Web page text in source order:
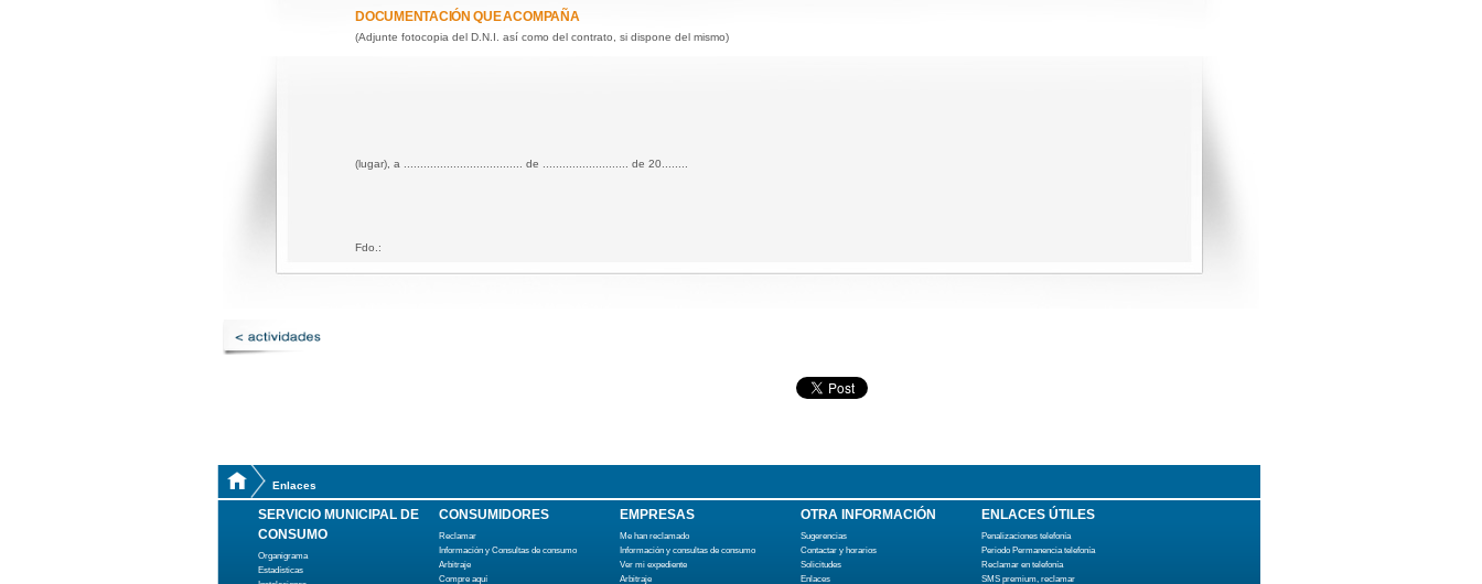
DOCUMENTACIÓN QUE ACOMPAÑA
(Adjunte fotocopia del D.N.I. así como del contrato, si dispone del mismo)
(lugar), a .................................... de .......................... de 20........
Fdo.:
Enlaces
SERVICIO MUNICIPAL DE
CONSUMO
Organigrama
Estadísticas
CONSUMIDORES
Reclamar
Información y Consultas de consumo
Arbitraje
Compre aquí
EMPRESAS
Me han reclamado
Información y consultas de consumo
Ver mi expediente
Arbitraje
OTRA INFORMACIÓN
Sugerencias
Contactar y horarios
Solicitudes
Enlaces
ENLACES ÚTILES
Penalizaciones telefonía
Periodo Permanencia telefonía
Reclamar en telefonía
SMS premium, reclamar